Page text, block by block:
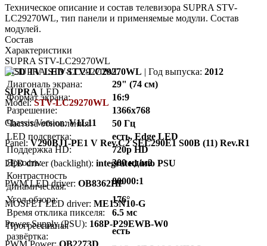
Техническое описание и состав телевизора SUPRA STV-
LC29270WL, тип панели и применяемые модули. Состав
модулей.
Состав
Характеристики
SUPRA STV-LC29270WL
LCD TV LED STV-LC29270WL | Год выпуска: 2012
Диагональ экрана:
29" (74 см)
Формат экрана:
16:9
Разрешение:
1366x768
Частота обновления:
50 Гц
LED подсветка:
есть, Edge LED
Поддержка HD:
720p HD
Яркость:
300 кд/м2
Контрастность
динамическая:
80000:1
Угол обзора:
176°
Время отклика пикселя:
6.5 мс
Прогрессивная
развёртка:
есть
SUPRA LED
Model:STV-LC29270WL
Chassis/Version:V1L11
Panel:V290BJ1-PE1 V Rev.C2 SEL290E1 S00B (11) Rev.R1
LED driver (backlight): integrated into PSU
PWM LED driver: OB8362HP
MOSFET LED driver: ME15N10-G
Power Supply (PSU): 168P-P29EWB-W0
PWM Power:OB2273D